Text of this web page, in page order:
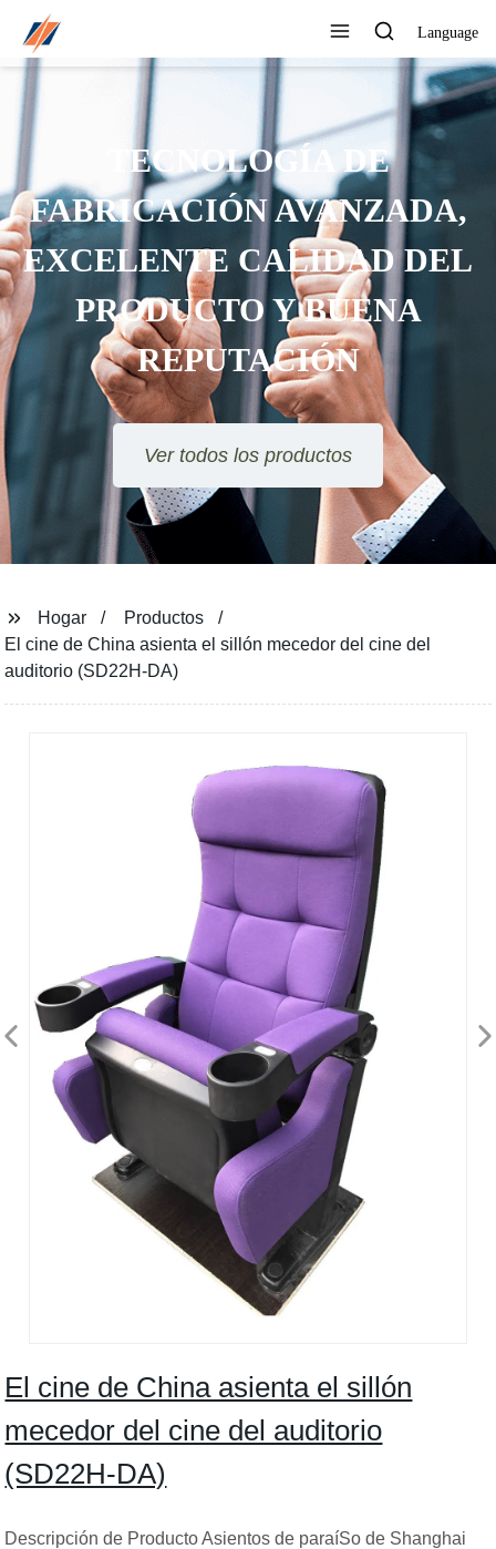
Language
TECNOLOGÍA DE
FABRICACIÓN AVANZADA,
EXCELENTE CALIDAD DEL
PRODUCTO Y BUENA
REPUTACIÓN
Ver todos los productos
Hogar
Productos
El cine de China asienta el sillón mecedor del cine del
auditorio (SD22H-DA)
El cine de China asienta el sillón
mecedor del cine del auditorio
(SD22H-DA)
Descripción de Producto Asientos de paraíSo de Shanghai